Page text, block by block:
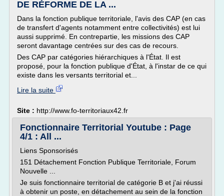
DE RÉFORME DE LA ...
Dans la fonction publique territoriale, l'avis des CAP (en cas
de transfert d'agents notamment entre collectivités) est lui
aussi supprimé. En contrepartie, les missions des CAP
seront davantage centrées sur des cas de recours.
Des CAP par catégories hiérarchiques à l'État. Il est
proposé, pour la fonction publique d'État, à l'instar de ce qui
existe dans les versants territorial et...
Lire la suite
Site : http://www.fo-territoriaux42.fr
Fonctionnaire Territorial Youtube : Page
4/1 : All ...
Liens Sponsorisés
151 Détachement Fonction Publique Territoriale, Forum
Nouvelle ...
Je suis fonctionnaire territorial de catégorie B et j'ai réussi
à obtenir un poste, en détachement au sein de la fonction